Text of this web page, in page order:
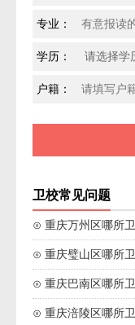
专业：
学历：
户籍：
卫校常见问题
⊙ 重庆万州区哪所
⊙ 重庆璧山区哪所
⊙ 重庆巴南区哪所
⊙ 重庆涪陵区哪所